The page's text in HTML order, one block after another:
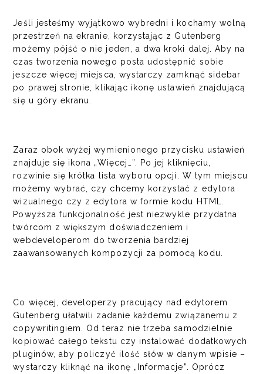
Jeśli jesteśmy wyjątkowo wybredni i kochamy wolną
przestrzeń na ekranie, korzystając z Gutenberg
możemy pójść o nie jeden, a dwa kroki dalej. Aby na
czas tworzenia nowego posta udostępnić sobie
jeszcze więcej miejsca, wystarczy zamknąć sidebar
po prawej stronie, klikając ikonę ustawień znajdującą
się u góry ekranu.
Zaraz obok wyżej wymienionego przycisku ustawień
znajduje się ikona „Więcej…”. Po jej kliknięciu,
rozwinie się krótka lista wyboru opcji. W tym miejscu
możemy wybrać, czy chcemy korzystać z edytora
wizualnego czy z edytora w formie kodu HTML.
Powyższa funkcjonalność jest niezwykle przydatna
twórcom z większym doświadczeniem i
webdeveloperom do tworzenia bardziej
zaawansowanych kompozycji za pomocą kodu.
Co więcej, developerzy pracujący nad edytorem
Gutenberg ułatwili zadanie każdemu związanemu z
copywritingiem. Od teraz nie trzeba samodzielnie
kopiować całego tekstu czy instalować dodatkowych
pluginów, aby policzyć ilość słów w danym wpisie –
wystarczy kliknąć na ikonę „Informacje”. Oprócz